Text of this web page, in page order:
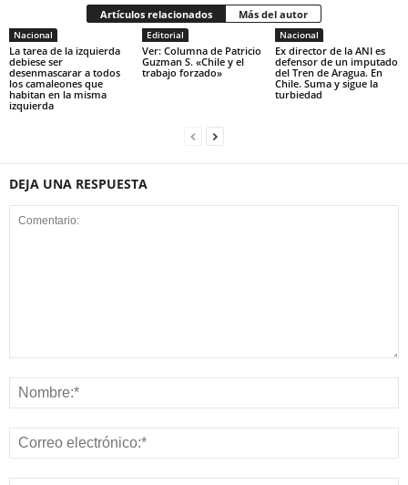
Artículos relacionados Más del autor
Nacional
La tarea de la izquierda
debiese ser
desenmascarar a todos
los camaleones que
habitan en la misma
izquierda
Editorial
Ver: Columna de Patricio
Guzman S. «Chile y el
trabajo forzado»
Nacional
Ex director de la ANI es
defensor de un imputado
del Tren de Aragua. En
Chile. Suma y sigue la
turbiedad
DEJA UNA RESPUESTA